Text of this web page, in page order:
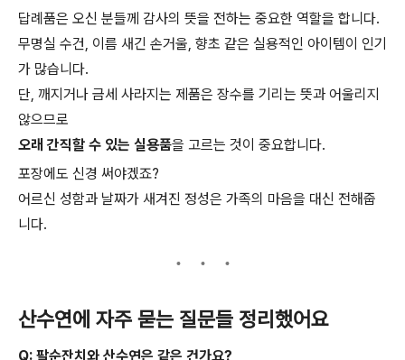
답례품은 오신 분들께 감사의 뜻을 전하는 중요한 역할을 합니다.
무명실 수건, 이름 새긴 손거울, 향초 같은 실용적인 아이템이 인기
가 많습니다.
단, 깨지거나 금세 사라지는 제품은 장수를 기리는 뜻과 어울리지
않으므로
오래 간직할 수 있는 실용품을 고르는 것이 중요합니다.
포장에도 신경 써야겠죠?
어르신 성함과 날짜가 새겨진 정성은 가족의 마음을 대신 전해줍
니다.
산수연에 자주 묻는 질문들 정리했어요
Q: 팔순잔치와 산수연은 같은 건가요?